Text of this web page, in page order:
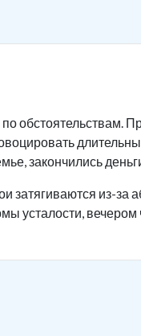
обстоятельствам.
закончились
затягиваются из-за
усталости, вечером